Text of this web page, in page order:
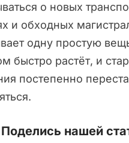
о новых
и обходных
одну простую
быстро растёт, и
постепенно
Поделись нашей